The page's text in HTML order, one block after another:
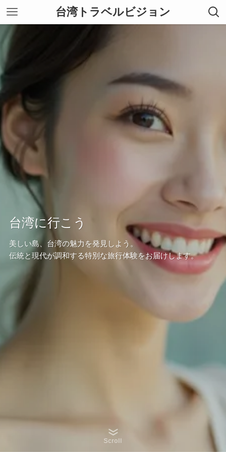
台湾トラベルビジョン
台湾に行こう
美しい島、台湾の魅力を発見しよう。
伝統と現代が調和する特別な旅行体験をお届けします。
Scroll